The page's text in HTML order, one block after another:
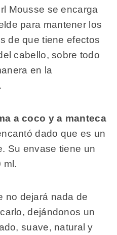
Mousse se encarga
para mantener los
de que tiene efectos
cabello, sobre todo
en la
a coco y a manteca
dado que es un
Su envase tiene un
ml.
no dejará nada de
dejándonos un
suave, natural y